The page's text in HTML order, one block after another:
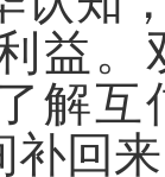
益
解
补回